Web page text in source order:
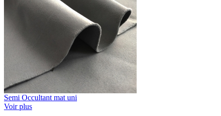
Semi Occultant mat uni
Voir plus